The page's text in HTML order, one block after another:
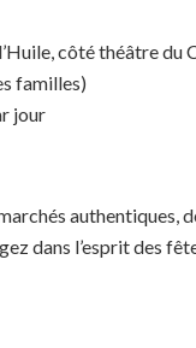
côté théâtre du
familles)
jour
authentiques,
dans l’esprit des